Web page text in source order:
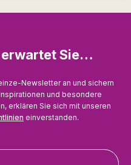
erwartet Sie…
Newsletter an und sichern
und besondere
erklären Sie sich mit unseren
einverstanden.